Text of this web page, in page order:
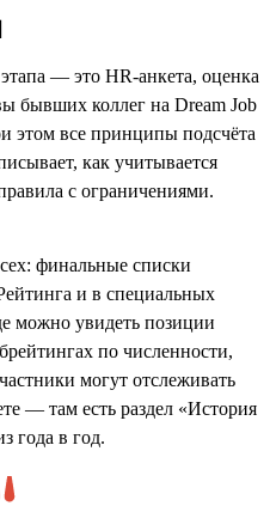
— это HR-анкета, оценка
бывших коллег на Dream Job
этом все принципы подсчёта
как учитывается
с ограничениями.
финальные списки
и в специальных
можно увидеть позиции
по численности,
могут отслеживать
— там есть раздел «История
года в год.